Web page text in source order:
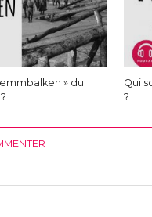
» du
Qui
?